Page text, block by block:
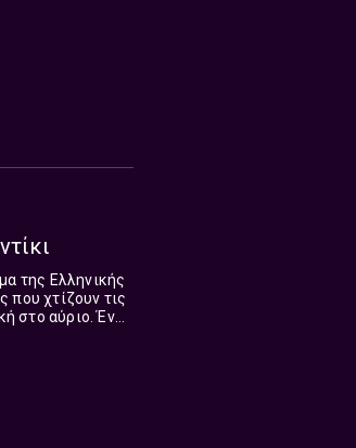
της Ελληνικής
που χτίζουν τις
στο αύριο. Ένας